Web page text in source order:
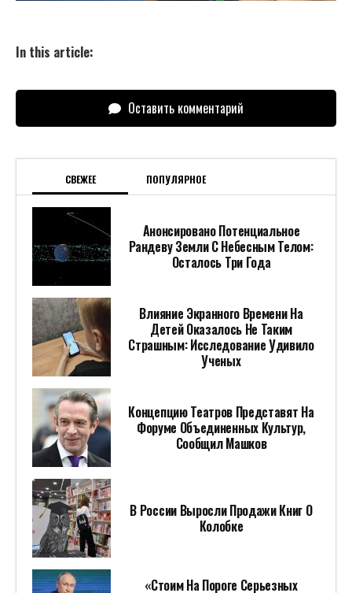
In this article:
Оставить комментарий
СВЕЖЕЕ ПОПУЛЯРНОЕ
Анонсировано Потенциальное
Рандеву Земли С Небесным Телом:
Осталось Три Года
Влияние Экранного Времени На
Детей Оказалось Не Таким
Страшным: Исследование Удивило
Ученых
Концепцию Театров Представят На
Форуме Объединенных Культур,
Сообщил Машков
В России Выросли Продажи Книг О
Колобке
«Стоим На Пороге Серьезных